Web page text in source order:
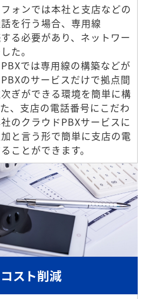
ォンでは本社と支店などの
を行う場合、専用線
する必要があり、ネットワー
た。
では専用線の構築などが
のサービスだけで拠点間
ぎができる環境を簡単に構
、支店の電話番号にこだわ
のクラウドPBXサービスに
と言う形で簡単に支店の電
ことができます。
コスト削減